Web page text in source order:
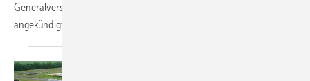
Generalversammlung dem zwischen Siemens und Gamesa im Juni
angekündigten Deal